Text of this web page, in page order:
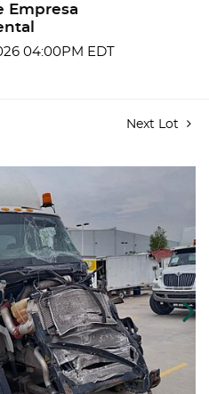
Empresa
04:00PM EDT
Next Lot